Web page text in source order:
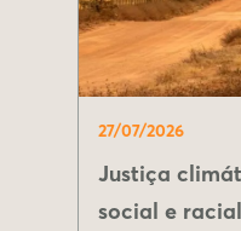
27/07/2026
Justiça
social e racial